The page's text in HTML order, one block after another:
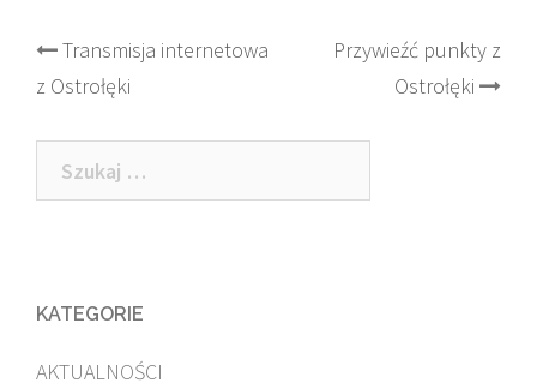
Post
navigation
Transmisja internetowa
z Ostrołęki
Przywieźć punkty z
Ostrołęki
Szukaj:
KATEGORIE
AKTUALNOŚCI